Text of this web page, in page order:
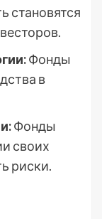
становятся
Фонды
в
Фонды
своих
риски.